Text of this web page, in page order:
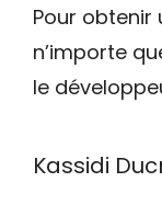
Pour obtenir
n’importe
le
Kassidi